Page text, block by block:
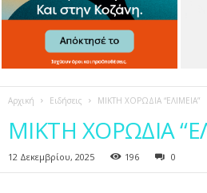
Αρχική Ειδήσεις ΜΙΚΤΗ ΧΟΡΩΔΙΑ “ΕΛΙΜΕΙΑ”
ΜΙΚΤΗ ΧΟΡΩΔΙΑ
12 Δεκεμβρίου, 2025 196 0